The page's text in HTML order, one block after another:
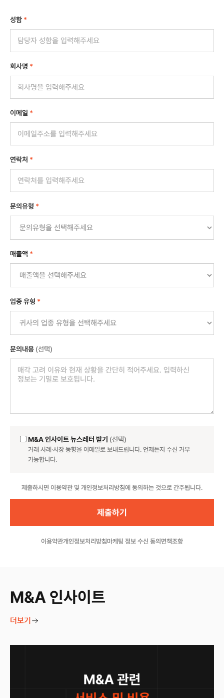
성함 *
회사명 *
이메일 *
연락처 *
문의유형 *
매출액 *
업종 유형 *
문의내용 (선택)
M&A 인사이트 뉴스레터 받기 (선택)
거래 사례·시장 동향을 이메일로 보내드립니다. 언제든지 수신 거부
가능합니다.
제출하시면 이용약관 및 개인정보처리방침에 동의하는 것으로 간주됩니다.
이용약관개인정보처리방침마케팅 정보 수신 동의 면책조항
M&A 인사이트
더보기